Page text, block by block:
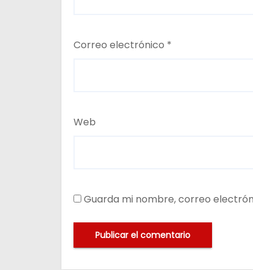
Correo electrónico *
Web
Guarda mi nombre, correo